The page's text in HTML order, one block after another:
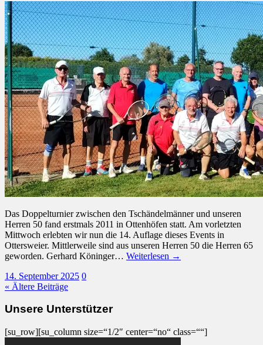
Das Doppelturnier zwischen den Tschändelmänner und unseren
Herren 50 fand erstmals 2011 in Ottenhöfen statt. Am vorletzten
Mittwoch erlebten wir nun die 14. Auflage dieses Events in
Ottersweier. Mittlerweile sind aus unseren Herren 50 die Herren 65
geworden. Gerhard Köninger… Weiterlesen →
14. September 2025 0
« Ältere Beiträge
Unsere Unterstützer
[su_row][su_column size=“1/2″ center=“no“ class=““]